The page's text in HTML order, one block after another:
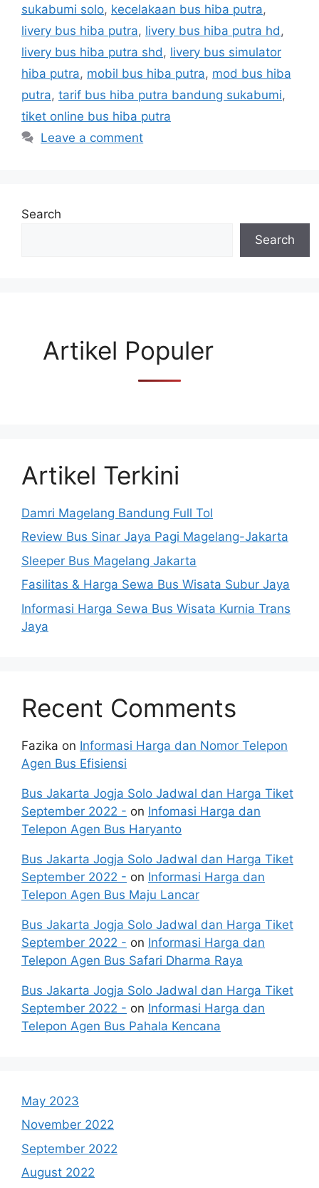
sukabumi solo, kecelakaan bus hiba putra,
livery bus hiba putra, livery bus hiba putra hd ,
livery bus hiba putra shd , livery bus simulator
hiba putra, mobil bus hiba putra, mod bus hiba
putra, tarif bus hiba putra bandung sukabumi,
tiket online bus hiba putra
Leave a comment
Search
Search
Artikel Populer
Artikel Terkini
Damri Magelang Bandung Full Tol
Review Bus Sinar Jaya Pagi Magelang-Jakarta
Sleeper Bus Magelang Jakarta
Fasilitas & Harga Sewa Bus Wisata Subur Jaya
Informasi Harga Sewa Bus Wisata Kurnia Trans
Jaya
Recent Comments
Fazika on Informasi Harga dan Nomor Telepon
Agen Bus Efisiensi
Bus Jakarta Jogja Solo Jadwal dan Harga Tiket
September 2022 - on Infomasi Harga dan
Telepon Agen Bus Haryanto
Bus Jakarta Jogja Solo Jadwal dan Harga Tiket
September 2022 - on Informasi Harga dan
Telepon Agen Bus Maju Lancar
Bus Jakarta Jogja Solo Jadwal dan Harga Tiket
September 2022 - on Informasi Harga dan
Telepon Agen Bus Safari Dharma Raya
Bus Jakarta Jogja Solo Jadwal dan Harga Tiket
September 2022 - on Informasi Harga dan
Telepon Agen Bus Pahala Kencana
May 2023
November 2022
September 2022
August 2022